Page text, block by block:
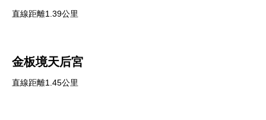
直線距離1.39公里
金板境天后宮
直線距離1.45公里